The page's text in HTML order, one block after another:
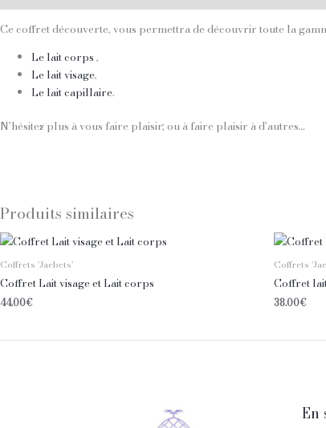
Ce coffret découverte, vous permettra de découvrir toute la
Le lait corps ,
Le lait visage,
Le lait capillaire.
N’hésitez plus à vous faire plaisir; ou à faire plaisir à d’autres…
Produits similaires
Coffrets 'Jaebets'
Coffret Lait visage et Lait corps
44.00€
Coffrets
Coffret
38.00€
En